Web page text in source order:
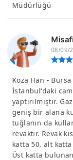
Müdürlüğü
08/09/
Koza Han -
İstanbul'daki
yaptırılmıştır.
geniş bir alana
tuğlanın da
revaktır. Revak
katta 50, alt katta
Üst katta